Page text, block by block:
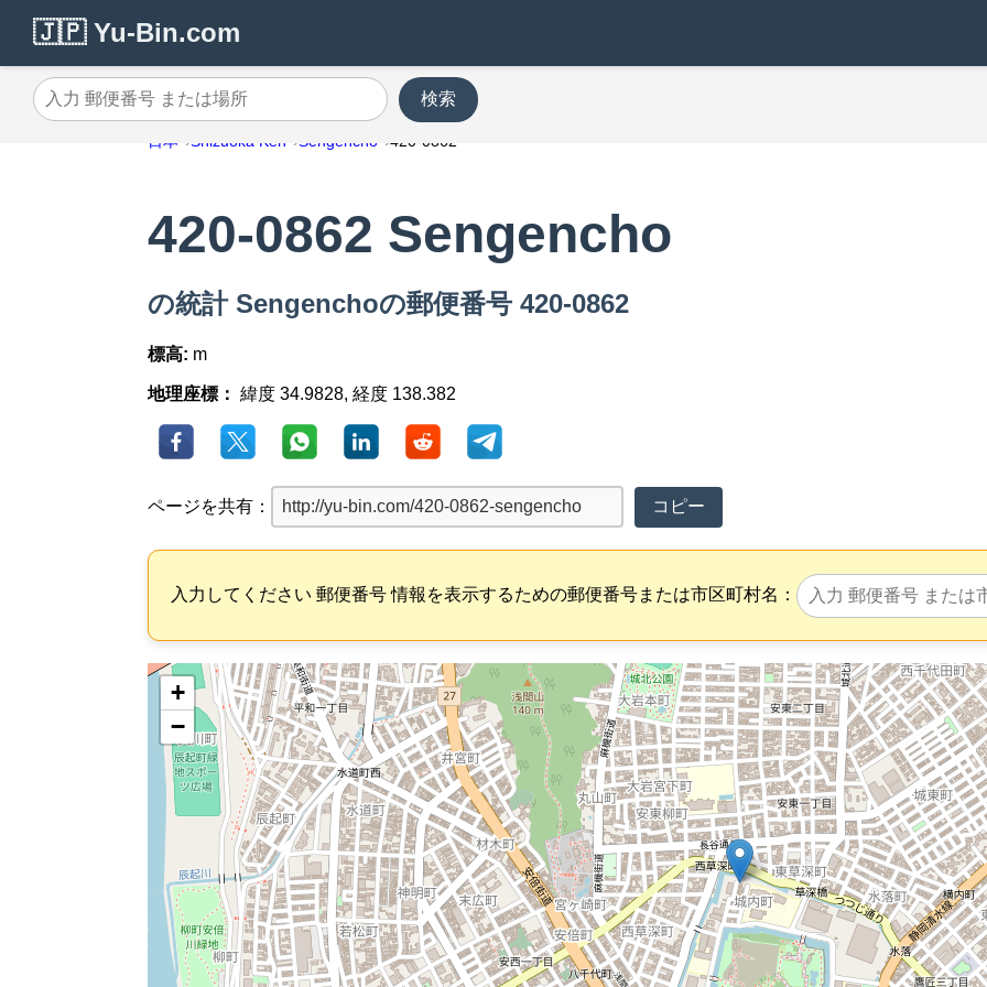
🇯🇵 Yu-Bin.com
入力 郵便番号 または場所
検索
日本 Shizuoka Ken Sengencho 420-0862
420-0862 Sengencho
の統計 Sengenchoの郵便番号 420-0862
標高: m
地理座標： 緯度 34.9828, 経度 138.382
ページを共有： コピー
入力してください 郵便番号 情報を表示するための郵便番号または市区町村名：
+
−